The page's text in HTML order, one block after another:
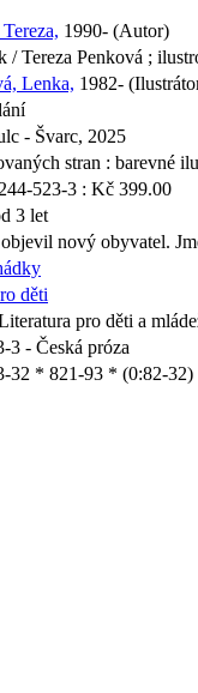
1990- (Autor)
/ Tereza Penková ;
Lenka, 1982-
- Švarc, 2025
stran : barevné
523-3 : Kč 399.00
3 let
nový obyvatel.
děti
pro děti a
3 - Česká próza
32 * 821-93 * (0:82-32)